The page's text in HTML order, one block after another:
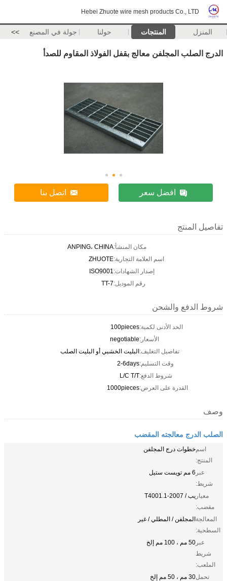
Hebei Zhuote wire mesh products Co., LTD
المنزل المنتجات حولنا جولة في المصنع >>
الدرج الصلب المجلفن معالج بقفل الفولاذ المقاوم للصدأ
افضل سعر اتصل بنا
تفاصيل المنتج
مكان المنشأ:ANPING، CHINA
اسم العلامة التجارية:ZHUOTE
إصدار الشهادات:ISO9001
رقم الموديل:TT-7
شروط الدفع والشحن
الحد الأدنى لكمية:100pieces
الأسعار:negotiable
تفاصيل التغليف:البليت الخشبي أو البليت الصلب
وقت التسليم:2-6days
شروط الدفع:L/C T/T
القدرة على العرض:1000pieces
وصف
الصلب الدرج معالجته المقضب
اسم
المنتج:
خطوات درج المجلفن
عبر
شريط:
6 مم تويست ستيل
معيار
مقضب:
يب / T4001.1-2007
المعالجة
السطحية:
المجلفن / المطلي / غير
عبر
شريط
الملعب:
50 مم ، 100 مم إلخ
تحمل30 مم ، 50 مم إلخ